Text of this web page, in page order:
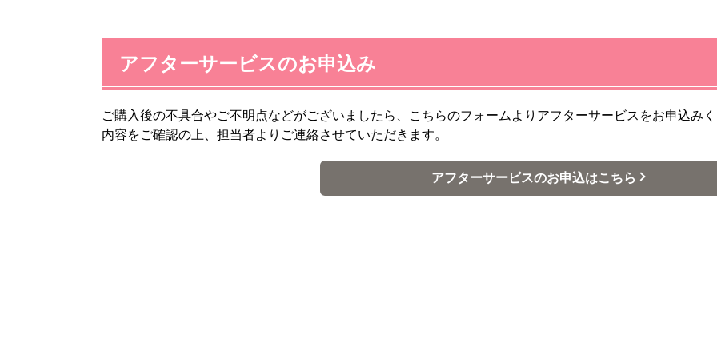
アフターサービスのお申込み
ご購入後の不具合やご不明点などがございましたら、こちらのフォームよりアフターサービスをお申込み
内容をご確認の上、担当者よりご連絡させていただきます。
アフターサービスのお申込はこちら